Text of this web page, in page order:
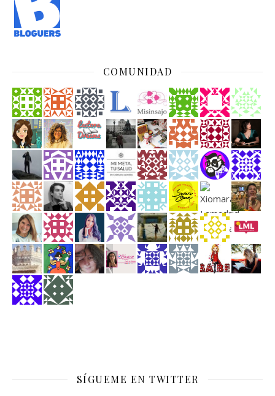
COMUNIDAD
SÍGUEME EN TWITTER